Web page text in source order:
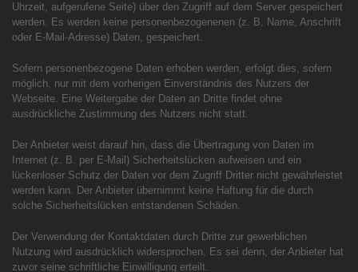
Uhrzeit, aufgerufene Seite) über den Zugriff auf dem Server gespeichert
werden. Es werden keine personenbezogenenen (z. B. Name, Anschrift
oder E-Mail-Adresse) Daten, gespeichert.
Sofern personenbezogene Daten erhoben werden, erfolgt dies, sofern
möglich, nur mit dem vorherigen Einverständnis des Nutzers der
Webseite. Eine Weitergabe der Daten an Dritte findet ohne
ausdrückliche Zustimmung des Nutzers nicht statt.
Der Anbieter weist darauf hin, dass die Übertragung von Daten im
Internet (z. B. per E-Mail) Sicherheitslücken aufweisen und ein
lückenloser Schutz der Daten vor dem Zugriff Dritter nicht gewährleistet
werden kann. Der Anbieter übernimmt keine Haftung für die durch
solche Sicherheitslücken entstandenen Schäden.
Der Verwendung der Kontaktdaten durch Dritte zur gewerblichen
Nutzung wird ausdrücklich widersprochen. Es sei denn, der Anbieter hat
zuvor seine schriftliche Einwilligung erteilt.